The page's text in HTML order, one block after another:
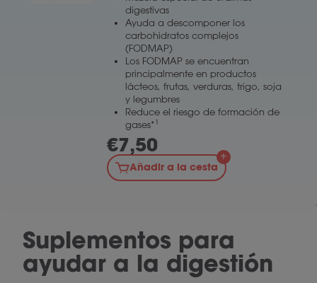
digestivas
Ayuda a descomponer los
carbohidratos complejos
(FODMAP)
Los FODMAP se encuentran
principalmente en productos
lácteos, frutas, verduras, trigo, soja
y legumbres
Reduce el riesgo de formación de
gases*1
€7,50
Añadir a la cesta
Suplementos para
ayudar a la digestión